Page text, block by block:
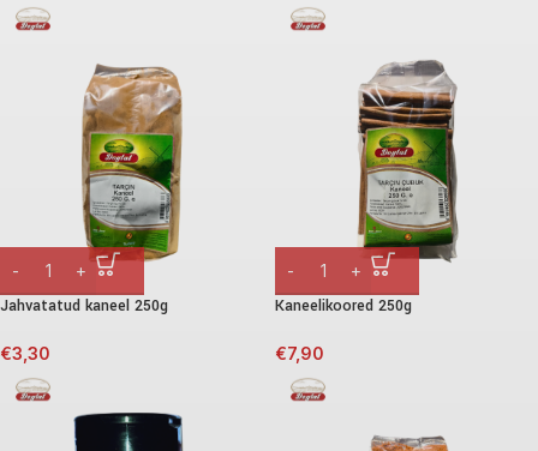
Jahvatatud kaneel 250g
€3,30
Kaneelikoored 250g
€7,90